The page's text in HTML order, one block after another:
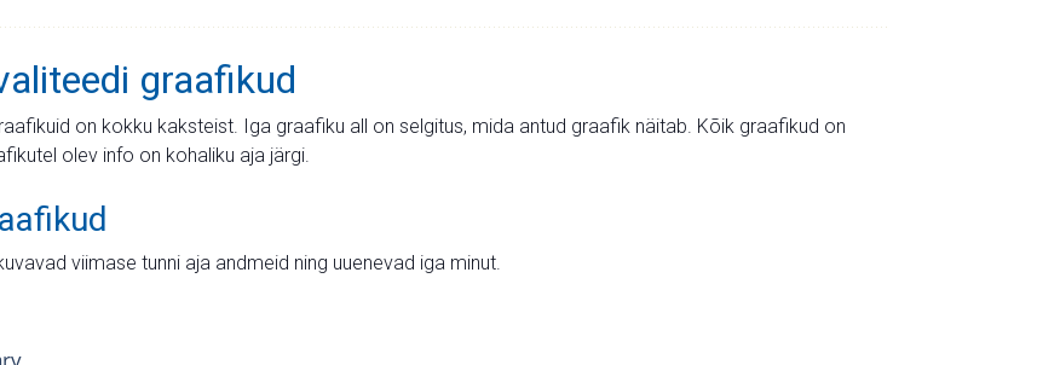
graafikud
on kokku kaksteist. Iga graafiku all on selgitus, mida antud graafik näitab. Kõik graafikud on
olev info on kohaliku aja järgi.
viimase tunni aja andmeid ning uuenevad iga minut.